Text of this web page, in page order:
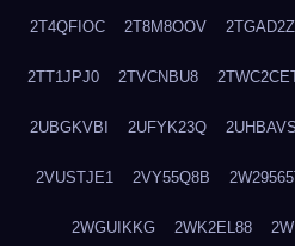
2T4QFIOC 2T8M8OOV
2TT1JPJ0 2TVCNBU8
2UBGKVBI 2UFYK23Q
2VUSTJE1 2VY55Q8B
2WGUIKKG 2WK2EL88